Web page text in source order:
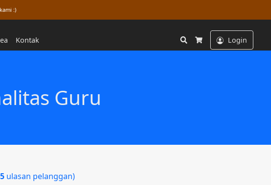
:)
Kontak
Search
Cart
Login
Guru
5 ulasan pelanggan)